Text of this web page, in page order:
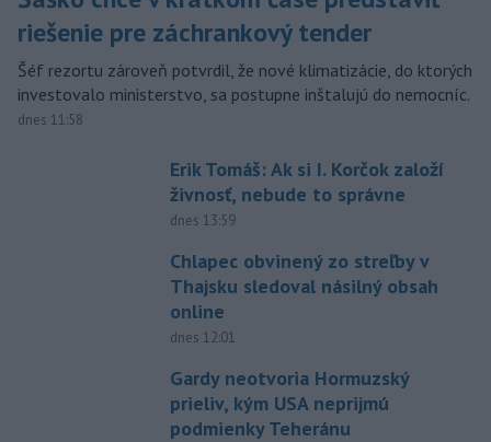
riešenie pre záchrankový tender
Šéf rezortu zároveň potvrdil, že nové klimatizácie, do ktorých
investovalo ministerstvo, sa postupne inštalujú do nemocníc.
dnes 11:58
Erik Tomáš: Ak si I. Korčok založí
živnosť, nebude to správne
dnes 13:59
Chlapec obvinený zo streľby v
Thajsku sledoval násilný obsah
online
dnes 12:01
Gardy neotvoria Hormuzský
prieliv, kým USA neprijmú
podmienky Teheránu